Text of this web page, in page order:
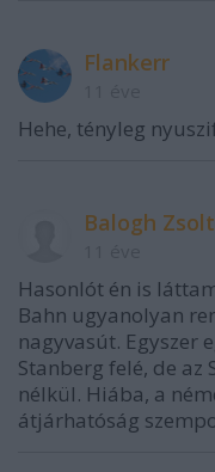
Flankerr
Hehe, tényleg
Balogh Zsolt
Hasonlót én is
Bahn ugyanolyan
nagyvasút. Egyszer
Stanberg felé, de az
nélkül. Hiába, a
átjárhatóság